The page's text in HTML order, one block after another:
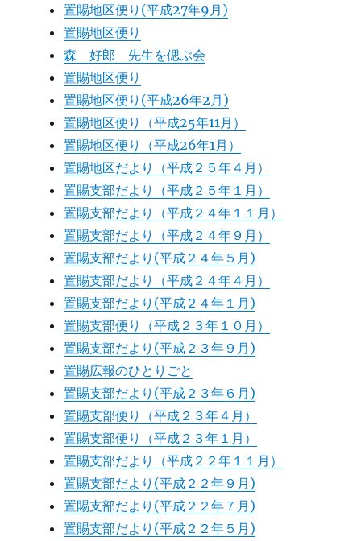
置賜地区便り(平成27年9月)
置賜地区便り
森 好郎 先生を偲ぶ会
置賜地区便り
置賜地区便り(平成26年2月)
置賜地区便り（平成25年11月）
置賜地区便り（平成26年1月）
置賜地区だより（平成２５年４月）
置賜支部だより（平成２５年１月）
置賜支部だより（平成２４年１１月）
置賜支部だより（平成２４年９月）
置賜支部だより(平成２４年５月)
置賜支部だより（平成２４年４月）
置賜支部だより(平成２４年１月)
置賜支部便り（平成２３年１０月）
置賜支部だより(平成２３年９月)
置賜広報のひとりごと
置賜支部だより(平成２３年６月)
置賜支部便り（平成２３年４月）
置賜支部便り（平成２３年１月）
置賜支部だより（平成２２年１１月）
置賜支部だより(平成２２年９月)
置賜支部だより(平成２２年７月)
置賜支部だより(平成２２年５月)